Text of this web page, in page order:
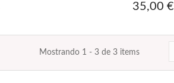
35,00 €
Mostrando 1 - 3 de 3 items